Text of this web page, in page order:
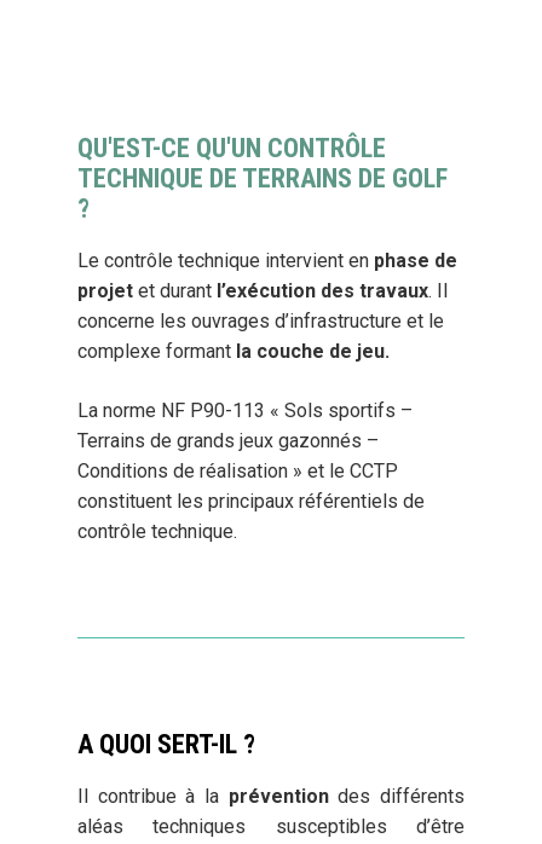
QU'EST-CE QU'UN CONTRÔLE
TECHNIQUE DE TERRAINS DE GOLF
?
Le contrôle technique intervient en phase de
projet et durant l’exécution des travaux. Il
concerne les ouvrages d’infrastructure et le
complexe formant la couche de jeu.
La norme NF P90-113 « Sols sportifs –
Terrains de grands jeux gazonnés –
Conditions de réalisation » et le CCTP
constituent les principaux référentiels de
contrôle technique.
A QUOI SERT-IL ?
Il contribue à la préventiondes différents
aléas techniques susceptibles d’être